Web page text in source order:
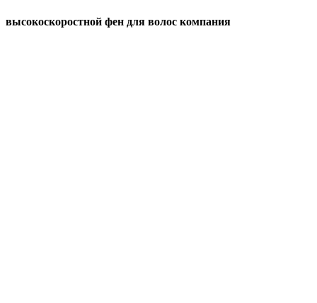
высокоскоростной фен для волос компания